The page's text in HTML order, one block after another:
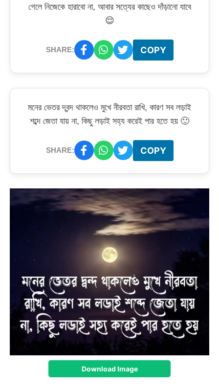
গেলে নিজেকে হারাবো না, আবার সত্যের কাছেও দাঁড়ানো যাবে
😌
SHARE: COPY
মনের ভেতর দ্বন্দ থাকলেও মুখে নীরবতা রাখি, কারণ সব লড়াই
শব্দে জেতা যায় না, কিছু লড়াই সহ্য করেই পার হতে হয় 🙂
SHARE: COPY
Download Image